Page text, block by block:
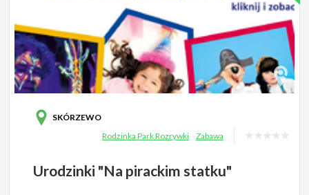
SKÓRZEWO
Rodzinka Park Rozrywki
Zabawa
Urodzinki "Na pirackim statku"